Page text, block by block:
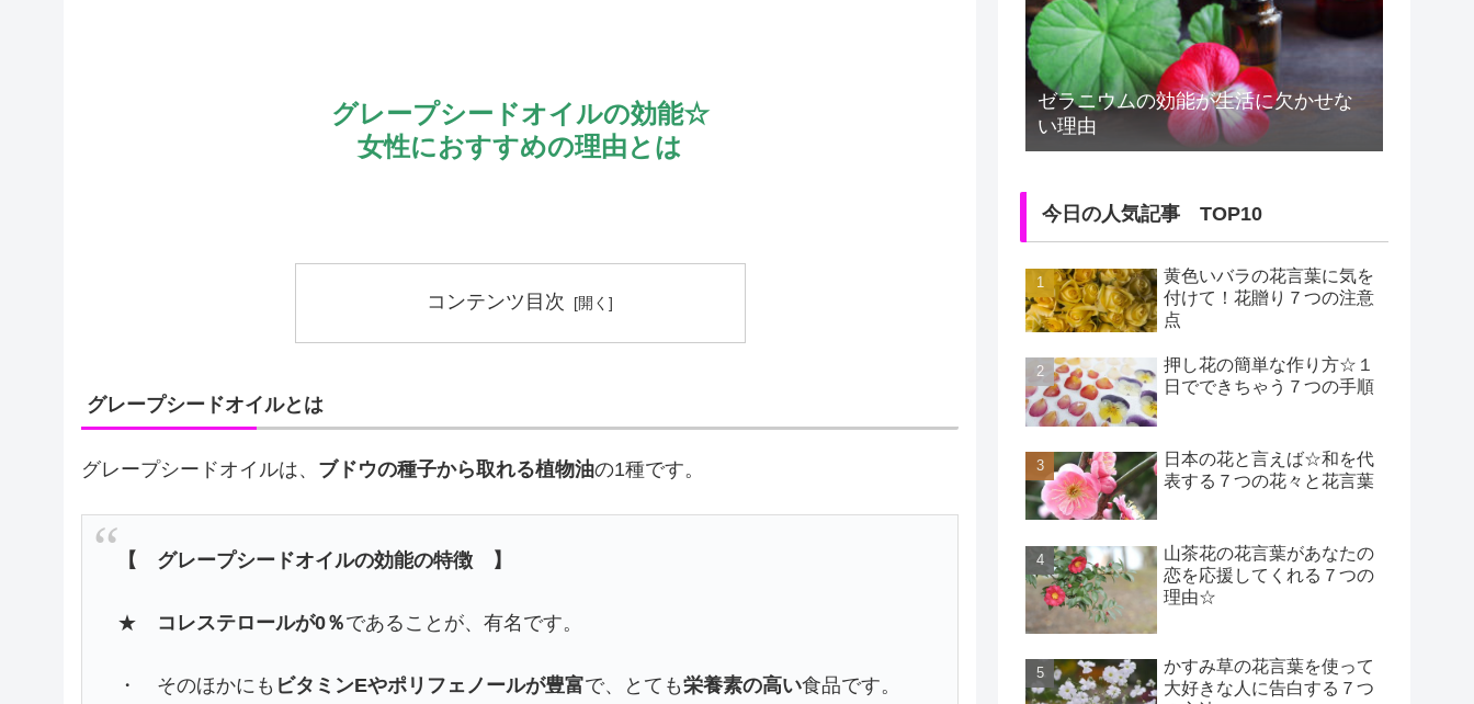
グレープシードオイルの効能☆
女性におすすめの理由とは
コンテンツ目次
グレープシードオイルとは
グレープシードオイルは、 ブドウの種子から取れる植物油の1種です。
【 グレープシードオイルの効能の特徴 】
★ コレステロールが0％であることが、有名です。
・ そのほかにも ビタミンEやポリフェノールが豊富で、とても栄養素の高い食品です。
ゼラニウムの効能が生活に欠かせな
い理由
今日の人気記事 TOP10
黄色いバラの花言葉に気を
付けて！花贈り７つの注意
点
押し花の簡単な作り方☆１
日でできちゃう７つの手順
日本の花と言えば☆和を代
表する７つの花々と花言葉
山茶花の花言葉があなたの
恋を応援してくれる７つの
理由☆
かすみ草の花言葉を使って
大好きな人に告白する７つ